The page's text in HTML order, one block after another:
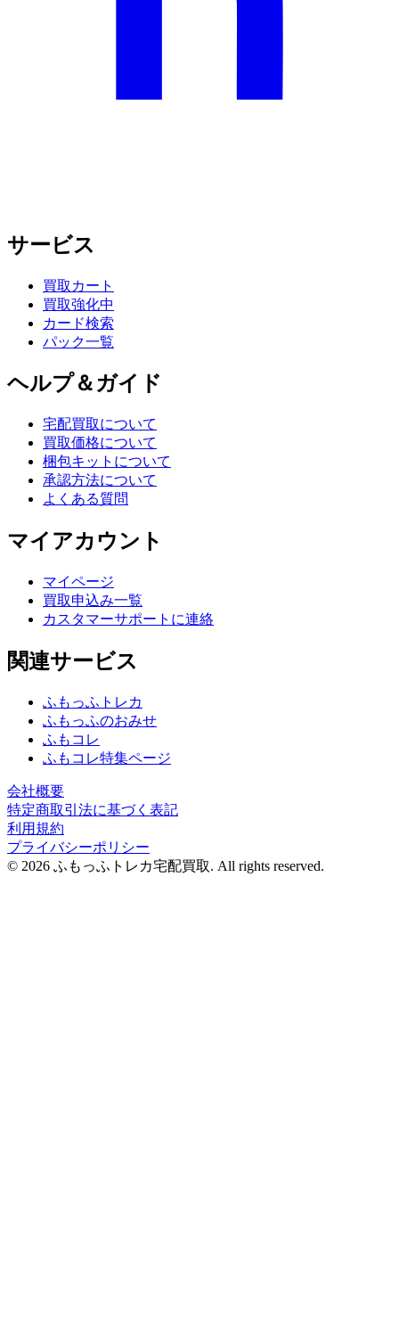
サービス
買取カート
買取強化中
カード検索
パック一覧
ヘルプ＆ガイド
宅配買取について
買取価格について
梱包キットについて
承認方法について
よくある質問
マイアカウント
マイページ
買取申込み一覧
カスタマーサポートに連絡
関連サービス
ふもっふトレカ
ふもっふのおみせ
ふもコレ
ふもコレ特集ページ
会社概要
特定商取引法に基づく表記
利用規約
プライバシーポリシー
© 2026 ふもっふトレカ宅配買取. All rights reserved.